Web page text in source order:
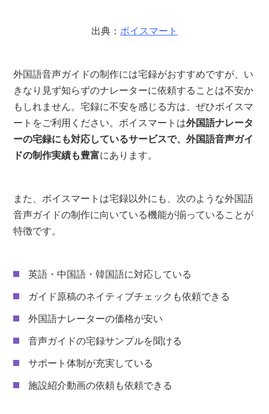
出典： ボイスマート
外国語音声ガイドの制作には宅録がおすすめですが、い
きなり見ず知らずのナレーターに依頼することは不安か
もしれません。宅録に不安を感じる方は、ぜひボイスマ
ートをご利用ください。ボイスマートは外国語ナレータ
ーの宅録にも対応しているサービスで、外国語音声ガイ
ドの制作実績も豊富にあります。
また、ボイスマートは宅録以外にも、次のような外国語
音声ガイドの制作に向いている機能が揃っていることが
特徴です。
英語・中国語・韓国語に対応している
ガイド原稿のネイティブチェックも依頼できる
外国語ナレーターの価格が安い
音声ガイドの宅録サンプルを聞ける
サポート体制が充実している
施設紹介動画の依頼も依頼できる